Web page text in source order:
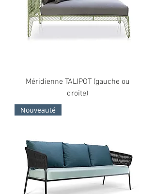
Méridienne TALIPOT (gauche ou
droite)
Nouveauté